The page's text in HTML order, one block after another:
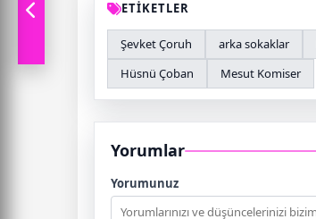
ETİKETLER
Şevket Çoruh arka sokaklar
Hüsnü Çoban
Mesut Komiser
Yorumlar
Yorumunuz